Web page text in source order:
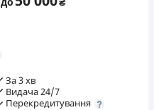
За 3 хв
Видача 24/7
Перекредитування